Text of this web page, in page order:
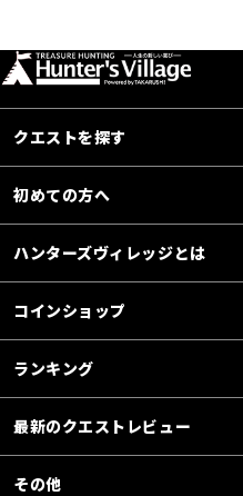
クエストを探す
初めての方へ
ハンターズヴィレッジとは
コインショップ
ランキング
最新のクエストレビュー
その他